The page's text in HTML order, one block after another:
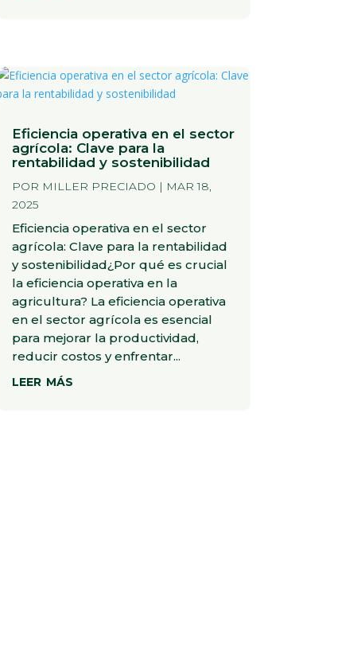
Eficiencia operativa en el sector
agrícola: Clave para la
rentabilidad y sostenibilidad
POR MILLER PRECIADO | MAR 18,
2025
Eficiencia operativa en el sector
agrícola: Clave para la rentabilidad
y sostenibilidad¿Por qué es crucial
la eficiencia operativa en la
agricultura? La eficiencia operativa
en el sector agrícola es esencial
para mejorar la productividad,
reducir costos y enfrentar...
leer más